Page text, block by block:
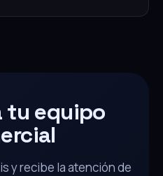
tu equipo
y recibe la atención de